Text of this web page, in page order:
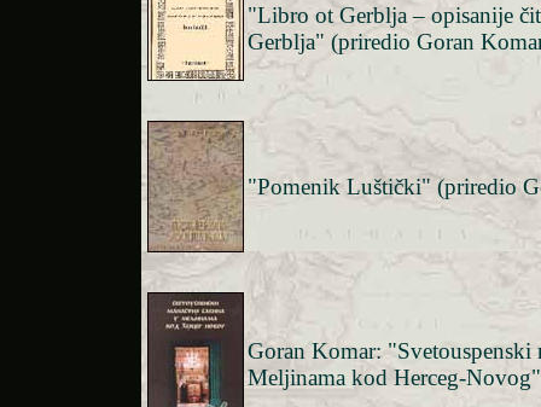
"Libro ot Gerblja – opisanije
Gerblja" (priredio Goran
"Pomenik Luštički" (priredio
Goran Komar: "Svetouspenski
Meljinama kod Herceg-